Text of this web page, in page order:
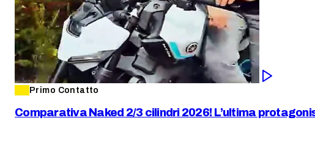
Primo Contatto
Comparativa Naked 2/3 cilindri 2026! L’ultima